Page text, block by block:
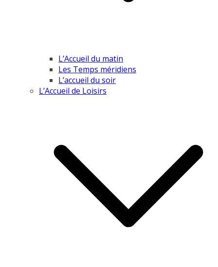
L’Accueil du matin
Les Temps méridiens
L’accueil du soir
L’Accueil de Loisirs